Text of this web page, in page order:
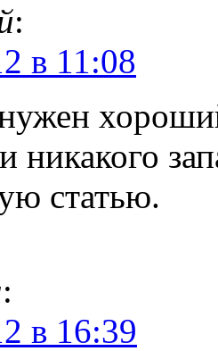
:
в 11:08
никакого
статью.
:
в 16:39